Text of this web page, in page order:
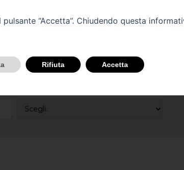
“Accetta”. Chiudendo questa
Rifiuta Accetta